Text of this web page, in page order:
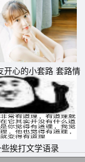
句子
开心的小套路 套路情
大全一问一答
挨打文学语录